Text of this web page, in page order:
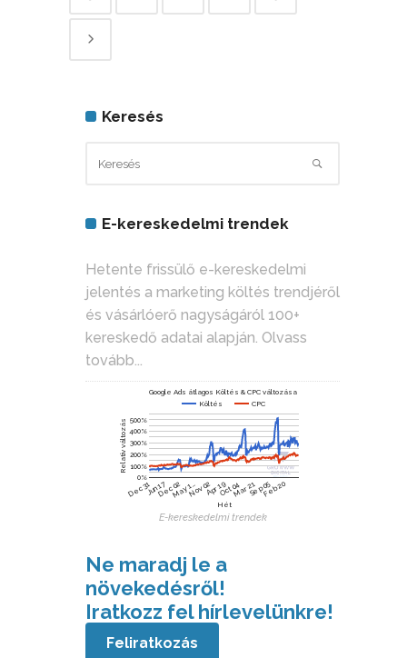
Keresés
E-kereskedelmi trendek
Hetente frissülő e-kereskedelmi
jelentés a marketing költés trendjéről
és vásárlóerő nagyságáról 100+
kereskedő adatai alapján. Olvass
tovább...
Google Ads átlagos Költés & CPC változása
Költés
CPC
Dec 31Jun 17Dec 02May 1…Nov 02Apr 19Oct 04Mar 21Sep 05Feb 20
0%
100%
200%
300%
400%
500%
Hét
Relatív változás
E-kereskedelmi trendek
Ne maradj le a
növekedésről!
Iratkozz fel hírlevelünkre!
Feliratkozás